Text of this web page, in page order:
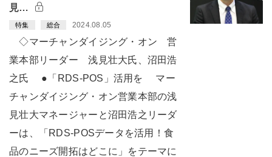
見…
特集 総合 2024.08.05
◇マーチャンダイジング・オン 営
業本部リーダー 浅見壮大氏、沼田浩
之氏 ●「RDS-POS」活用を マー
チャンダイジング・オン営業本部の浅
見壮大マネージャーと沼田浩之リーダ
ーは、「RDS-POSデータを活用！食
品のニーズ開拓はどこに」をテーマに